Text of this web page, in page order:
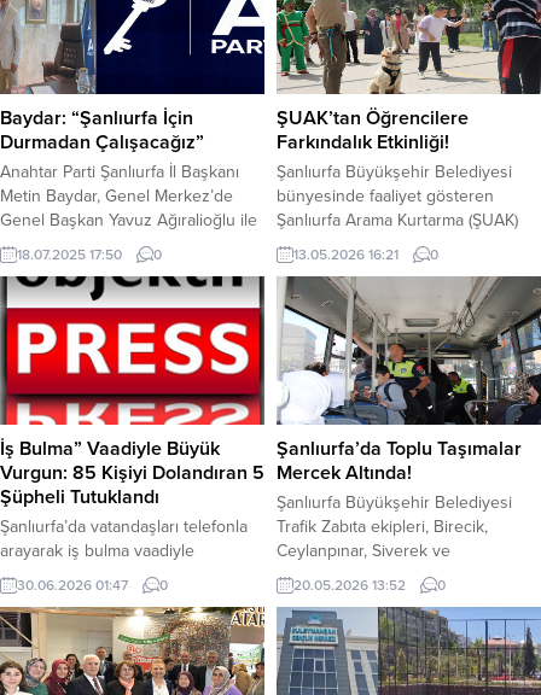
Baydar: “Şanlıurfa İçin
Durmadan Çalışacağız”
Anahtar Parti Şanlıurfa İl Başkanı
Metin Baydar, Genel Merkez’de
Genel Başkan Yavuz Ağıralioğlu ile
bir araya geldi. Yapılan görüşmede,
Şanlıurfa’nın çözüm bekleyen temel
meseleleri kapsamlı şekilde
değerlendirildi. DEDAŞ, EĞİTİM,
SAĞLIK VE TARIM GÜNDEMDEYDİ
Şanlıurfa İl Başkanı Metin Baydar,
görüşmede özellikle DEDAŞ
kaynaklı enerji sorunları, eğitim ve
sağlık hizmetlerinde yaşanan
eksiklikler...
18.07.2025 17:50 0
ŞUAK’tan Öğrencilere
Farkındalık Etkinliği!
Şanlıurfa Büyükşehir Belediyesi
bünyesinde faaliyet gösteren
Şanlıurfa Arama Kurtarma (ŞUAK)
ekibi, Engelliler Haftası kapsamında
Karaköprü ilçesinde bulunan bir
eğitim kurumunda özel gereksinimli
öğrencilerle bir araya geldi. ŞUAK
ekibi tarafından düzenlenen
gerçeği aratmayan tatbikatta minik
öğrenciler, hem eğlendi hem de
öğrenme fırsatı buldu. Şanlıurfa
Büyükşehir Belediyesi İtfaiye
Dairesi Başkanlığı bünyesinde
görev...
13.05.2026 16:21 0
İş Bulma” Vaadiyle Büyük
Vurgun: 85 Kişiyi Dolandıran 5
Şüpheli Tutuklandı
Şanlıurfa’da vatandaşları telefonla
arayarak iş bulma vaadiyle
dolandırıcılık yapan şebekeye
yönelik düzenlenen operasyonda 5
şüpheli yakalandı. Yaklaşık 1 milyon
712 bin TL’lik vurgun yaptığı
belirlenen şüphelilerin tamamı
30.06.2026 01:47 0
Şanlıurfa’da Toplu Taşımalar
Mercek Altında!
Şanlıurfa Büyükşehir Belediyesi
Trafik Zabıta ekipleri, Birecik,
Ceylanpınar, Siverek ve
Viranşehir’de toplu taşıma araçlarını
mercek altına aldı. Yapılan
denetimlerde araçların hijyen
durumu, klima kontrolleri ve yolcu
güvenliği incelenirken, sürücülere
20.05.2026 13:52 0